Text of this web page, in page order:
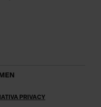
PRIVACY